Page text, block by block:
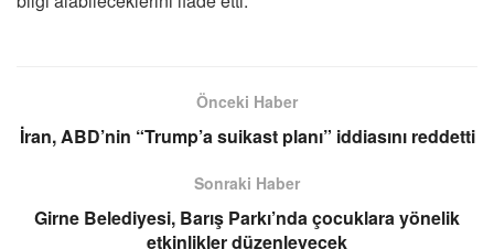
Önceki Haber
İran, ABD’nin “Trump’a suikast planı” iddiasını reddetti
Sonraki Haber
Girne Belediyesi, Barış Parkı’nda çocuklara yönelik
etkinlikler düzenleyecek